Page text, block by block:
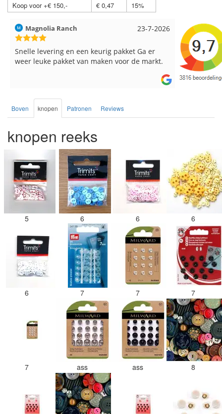
Koop voor +€ 150,-
€ 0,47 15%
17-7-2026
Hilde uit Loyers
Reeds meerdere keren breigaren en
breinaalden besteld, altijd heel tevreden over
Loes uit
Snelle
Boven knopen Patronen Reviews
knopen reeks
5 6 6 6
6 7 7 7
7 ass ass 8